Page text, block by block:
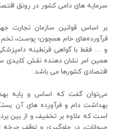
سرمایه های دامی کشور در رونق
فرآورده‌های خام همچون؛ پوست،
و … فقط با گواهی قرنطینه
همین امر نشان دهنده نقش کلیدی
اقتصادی کشورها می باشد.
می‌توان گفت که اساس و پایه
بهداشت دام و فرآورده های آن
است که علاوه بر تخفیف و از بین
حیوانات، در جلوگیری و توقف چرخه